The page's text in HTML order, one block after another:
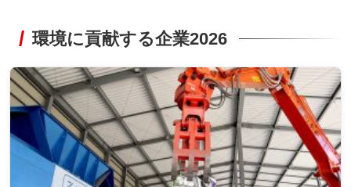
環境に貢献する企業2026